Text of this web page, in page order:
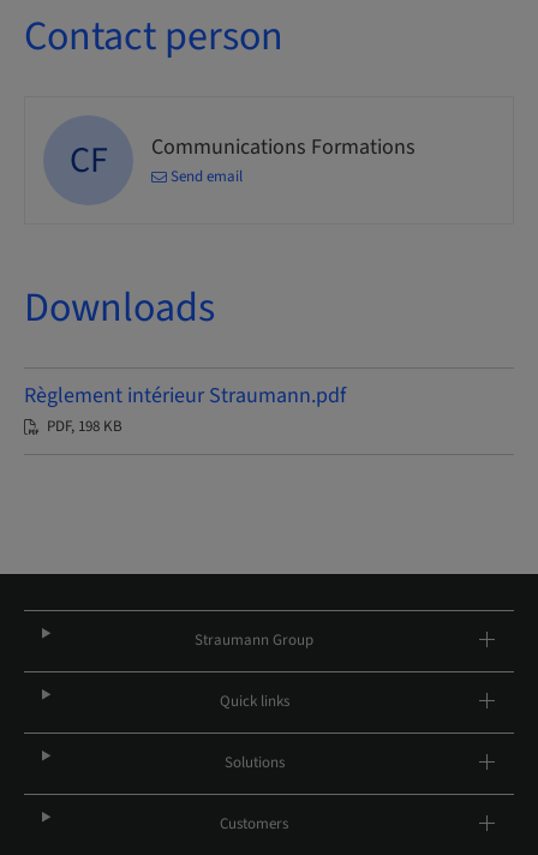
Contact person
CF Communications Formations
Send email
Downloads
Règlement intérieur Straumann.pdf
PDF, 198 KB
Straumann Group
Quick links
Solutions
Customers